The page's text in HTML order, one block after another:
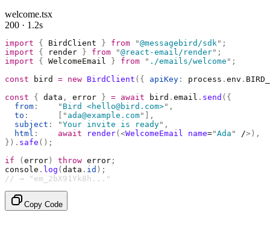
welcome.tsx
200 · 1.2s
import { BirdClient } from "@messagebird/sdk" ;
import { render } from "@react-email/render" ;
import { WelcomeEmail } from " ./emails/welcome " ;
const bird = new BirdClient ({ apiKey : process . env .
const { data , error } = await bird . email . send ({
  from
:
    "
Bird <hello@bird.com>" ,
  to
: " ada@example.com"
],
  subject
: "Your invite is ready" ,
  html
:
    await
render(<WelcomeEmail name="Ada " />),
}). safe ();
if ( error ) throw error ;
console . log ( data . id );
// → "em_2bX91Yk8h..."
Copy Code